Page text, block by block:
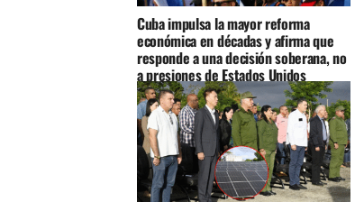
Cuba impulsa la mayor reforma
económica en décadas y afirma que
responde a una decisión soberana, no
a presiones de Estados Unidos